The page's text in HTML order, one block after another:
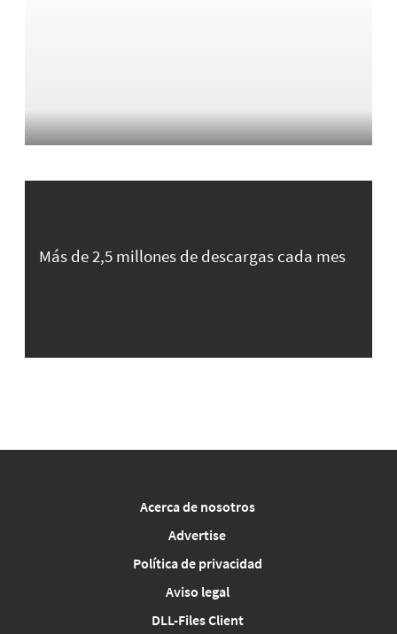
Más de 2,5 millones de descargas cada mes
Acerca de nosotros
Advertise
Política de privacidad
Aviso legal
DLL-Files Client